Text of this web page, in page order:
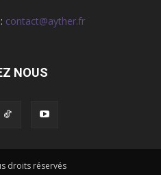
contact@ayther.fr
NOUS
droits réservés